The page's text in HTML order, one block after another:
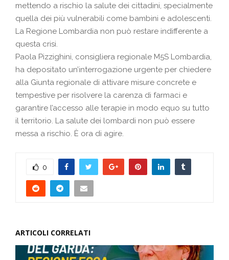
mettendo a rischio la salute dei cittadini, specialmente
quella dei più vulnerabili come bambini e adolescenti.
La Regione Lombardia non può restare indifferente a
questa crisi.
Paola Pizzighini, consigliera regionale M5S Lombardia,
ha depositato un’interrogazione urgente per chiedere
alla Giunta regionale di attivare misure concrete e
tempestive per risolvere la carenza di farmaci e
garantire l’accesso alle terapie in modo equo su tutto
il territorio. La salute dei lombardi non può essere
messa a rischio. È ora di agire.
0
ARTICOLI CORRELATI